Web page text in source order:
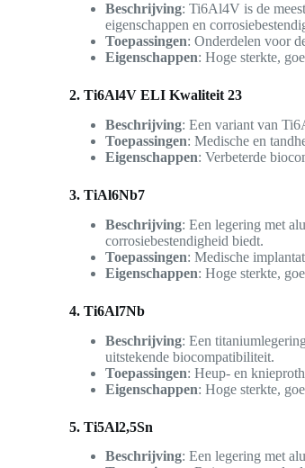
Beschrijving: Ti6Al4V is de
eigenschappen en
Toepassingen: Onderdelen voor
Eigenschappen: Hoge sterkte,
2. Ti6Al4V ELI Kwaliteit 23
Beschrijving: Een variant van
Toepassingen: Medische en
Eigenschappen: Verbeterde
3. TiAl6Nb7
Beschrijving: Een legering met
corrosiebestendigheid biedt.
Toepassingen: Medische
Eigenschappen: Hoge sterkte,
4. Ti6Al7Nb
Beschrijving: Een
uitstekende biocompatibiliteit.
Toepassingen: Heup- en
Eigenschappen: Hoge sterkte,
5. Ti5Al2,5Sn
Beschrijving: Een legering met